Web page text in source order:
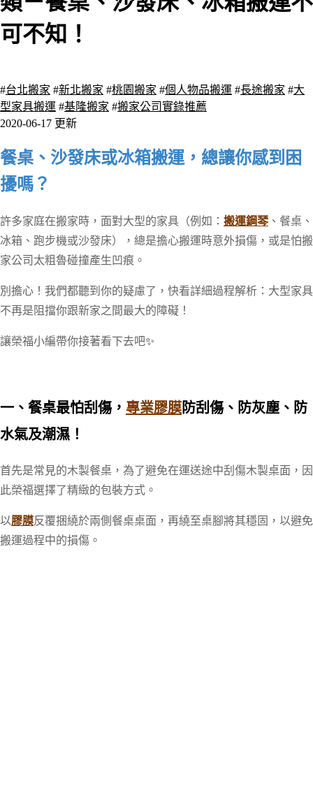
可不知！
#台北搬家 #新北搬家 #桃園搬家 #個人物品搬運 #長途搬家 #大
型家具搬運 #基隆搬家 #搬家公司實錄推薦
2020-06-17 更新
餐桌、沙發床或冰箱搬運，總讓你感到困
擾嗎？
許多家庭在搬家時，面對大型的家具（例如： 搬運鋼琴、餐桌、
冰箱、跑步機或沙發床），總是擔心搬運時意外損傷，或是怕搬
家公司太粗魯碰撞產生凹痕。
別擔心！我們都聽到你的疑慮了，快看詳細過程解析：大型家具
不再是阻擋你跟新家之間最大的障礙！
讓榮福小編帶你接著看下去吧✨
一、餐桌最怕刮傷， 專業膠膜防刮傷、防灰塵、防
水氣及潮濕！
首先是常見的木製餐桌，為了避免在運送途中刮傷木製桌面，因
此榮福選擇了精緻的包裝方式。
以膠膜反覆捆繞於兩側餐桌桌面，再繞至桌腳將其穩固，以避免
搬運過程中的損傷。